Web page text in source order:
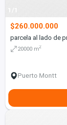
1/1
$260.000.000
parcela al lado de
20000 m2
Puerto Montt